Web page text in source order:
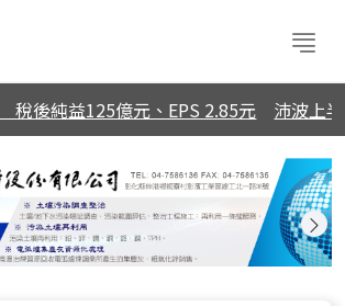
益125億元、EPS 2.85元 沛波上半年